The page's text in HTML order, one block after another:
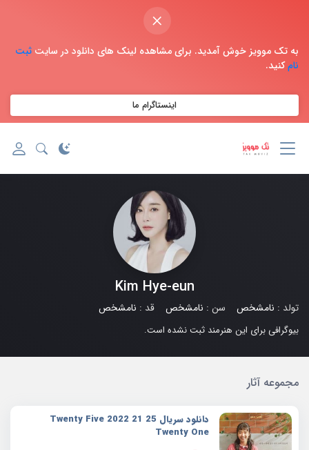
×
به تک موویز خوش آمدید. برای مشاهده لینک های دانلود در سایت ثبت
نامکنید.
اینستاگرام ما
Kim Hye-eun
تولد : نامشخص سن : نامشخص قد : نامشخص
بیوگرافی برای این هنرمند ثبت نشده است.
مجموعه آثار
دانلود سریال 25 21 2022 Twenty Five
Twenty One